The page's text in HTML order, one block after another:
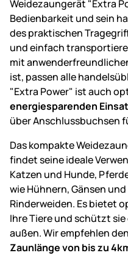
Weidezaungerät "Extra
Bedienbarkeit und sein
des praktischen
und einfach
mit
ist, passen alle
"Extra Power" ist auch
energiesparenden
über Anschlussbuchsen
Das kompakte
findet seine ideale
Katzen und Hunde,
wie Hühnern, Gänsen
Rinderweiden. Es bietet
Ihre Tiere und schützt
außen. Wir empfehlen
Zaunlänge von bis zu